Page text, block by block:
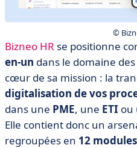
©
Bizneo HR se positionne
en-un dans le domaine
cœur de sa mission : la
digitalisation de vos
dans une PME, une ETI ou
Elle contient donc un
regroupées en 12 modules